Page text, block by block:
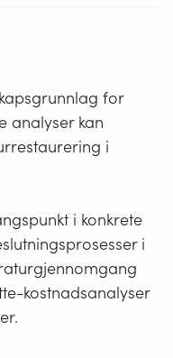
for
analyser kan
i
i konkrete
i
kostnadsanalyser